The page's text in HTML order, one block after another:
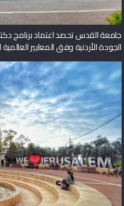
جامعة القدس تحصد اعتماد برنامج
الجودة الأردنية وفق المعايير